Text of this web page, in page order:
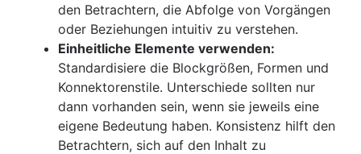
den Betrachtern, die Abfolge von Vorgängen
oder Beziehungen intuitiv zu verstehen.
Einheitliche Elemente verwenden:
Standardisiere die Blockgrößen, Formen und
Konnektorenstile. Unterschiede sollten nur
dann vorhanden sein, wenn sie jeweils eine
eigene Bedeutung haben. Konsistenz hilft den
Betrachtern, sich auf den Inhalt zu